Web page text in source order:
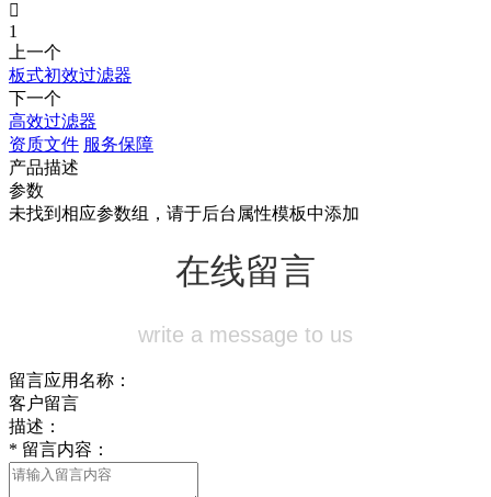

1
上一个
板式初效过滤器
下一个
高效过滤器
资质文件 服务保障
产品描述
参数
未找到相应参数组，请于后台属性模板中添加
在线留言
write a message to us
留言应用名称：
客户留言
描述：
* 留言内容：